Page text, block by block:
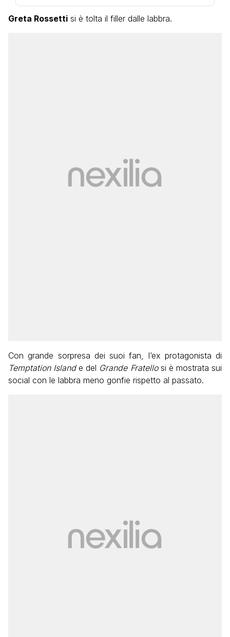
Greta Rossetti si è tolta il filler dalle labbra.
Con grande sorpresa dei suoi fan, l’ex protagonista di
Temptation Islande del Grande Fratellosi è mostrata sui
social con le labbra meno gonfie rispetto al passato.